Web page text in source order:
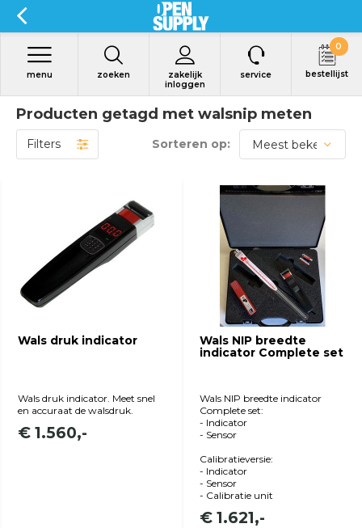
zoeken
zakelijk
inloggen
menu service bestellijst
0
Producten getagd met walsnip meten
Filters Sorteren op:
Wals druk indicator
Wals druk indicator. Meet snel
en accuraat de walsdruk.
€ 1.560,-
Bekijk product
Wals NIP breedte
indicator Complete set
Wals NIP breedte indicator
Complete set:
- Indicator
- Sensor
Calibratieversie:
- Indicator
- Sensor
- Calibratie unit
€ 1.621,-